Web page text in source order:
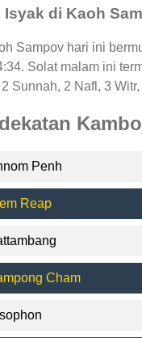
di Kaoh
Sampov hari ini
Solat malam ini
Sunnah, 2 Nafl, 3
Penh
Reap
Cham